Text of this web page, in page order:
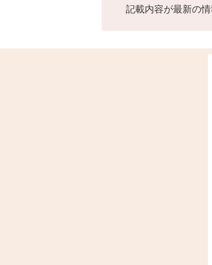
記載内容が最新の